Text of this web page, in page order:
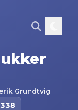
Grundtvig
338